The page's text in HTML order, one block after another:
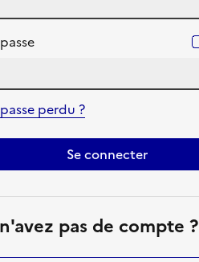
perdu ?
Se connecter
pas de compte ?